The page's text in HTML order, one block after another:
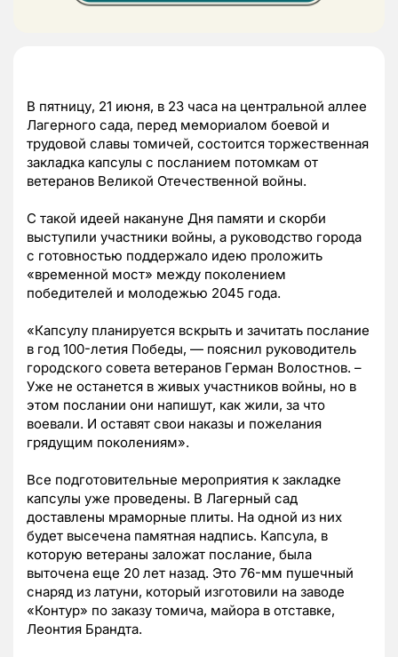
В пятницу, 21 июня, в 23 часа на центральной аллее
Лагерного сада, перед мемориалом боевой и
трудовой славы томичей, состоится торжественная
закладка капсулы с посланием потомкам от
ветеранов Великой Отечественной войны.
С такой идеей накануне Дня памяти и скорби
выступили участники войны, а руководство города
с готовностью поддержало идею проложить
«временной мост» между поколением
победителей и молодежью 2045 года.
«Капсулу планируется вскрыть и зачитать послание
в год 100-летия Победы, — пояснил руководитель
городского совета ветеранов Герман Волостнов. –
Уже не останется в живых участников войны, но в
этом послании они напишут, как жили, за что
воевали. И оставят свои наказы и пожелания
грядущим поколениям».
Все подготовительные мероприятия к закладке
капсулы уже проведены. В Лагерный сад
доставлены мраморные плиты. На одной из них
будет высечена памятная надпись. Капсула, в
которую ветераны заложат послание, была
выточена еще 20 лет назад. Это 76-мм пушечный
снаряд из латуни, который изготовили на заводе
«Контур» по заказу томича, майора в отставке,
Леонтия Брандта.